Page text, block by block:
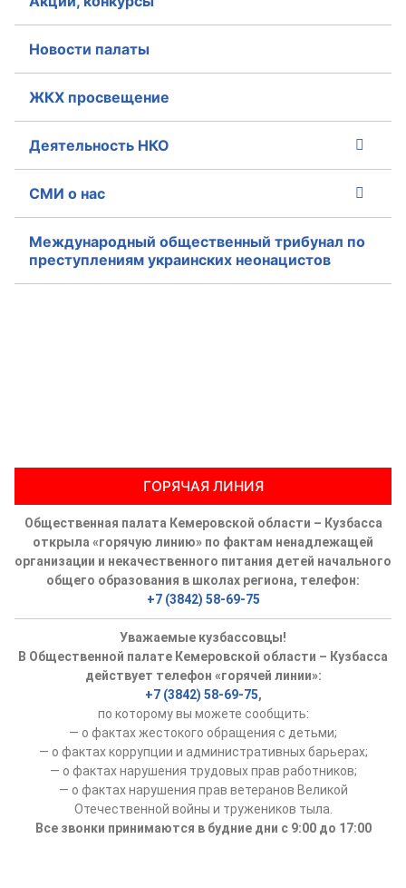
Новости палаты
ЖКХ просвещение
Деятельность НКО
СМИ о нас
Международный общественный трибунал по
преступлениям украинских неонацистов
ГОРЯЧАЯ ЛИНИЯ
Общественная палата Кемеровской области – Кузбасса
открыла «горячую линию» по фактам ненадлежащей
организации и некачественного питания детей начального
общего образования в школах региона, телефон:
+7 (3842) 58-69-75
Уважаемые кузбассовцы!
В Общественной палате Кемеровской области – Кузбасса
действует телефон «горячей линии»:
+7 (3842) 58-69-75,
по которому вы можете сообщить:
— о фактах жестокого обращения с детьми;
— о фактах коррупции и административных барьерах;
— о фактах нарушения трудовых прав работников;
— о фактах нарушения прав ветеранов Великой
Отечественной войны и тружеников тыла.
Все звонки принимаются в будние дни с 9:00 до 17:00